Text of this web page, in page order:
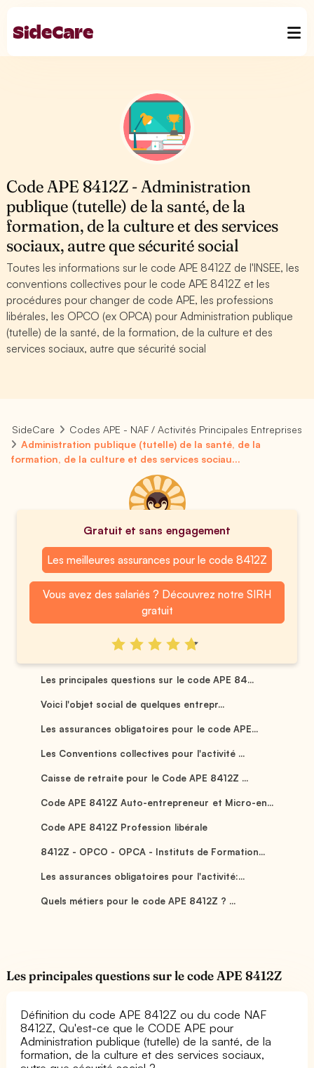
Code APE 8412Z - Administration
publique (tutelle) de la santé, de la
formation, de la culture et des services
sociaux, autre que sécurité social
Toutes les informations sur le code APE 8412Z de l'INSEE, les
conventions collectives pour le code APE 8412Z et les
procédures pour changer de code APE, les professions
libérales, les OPCO (ex OPCA) pour Administration publique
(tutelle) de la santé, de la formation, de la culture et des
services sociaux, autre que sécurité social
SideCare
Codes APE - NAF / Activités Principales Entreprises
Administration publique (tutelle) de la santé, de la
formation, de la culture et des services sociau...
Gratuit et sans engagement
Les meilleures assurances pour le code 8412Z
Vous avez des salariés ? Découvrez notre SIRH
gratuit
Les principales questions sur le code APE 84...
Voici l'objet social de quelques entrepr...
Les assurances obligatoires pour le code APE...
Les Conventions collectives pour l'activité ...
Caisse de retraite pour le Code APE 8412Z ...
Code APE 8412Z Auto-entrepreneur et Micro-en...
Code APE 8412Z Profession libérale
8412Z - OPCO - OPCA - Instituts de Formation...
Les assurances obligatoires pour l'activité:...
Quels métiers pour le code APE 8412Z ? ...
Les principales questions sur le code APE 8412Z
Définition du code APE 8412Z ou du code NAF
8412Z, Qu'est-ce que le CODE APE pour
Administration publique (tutelle) de la santé, de la
formation, de la culture et des services sociaux,